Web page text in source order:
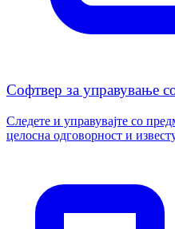
Софтвер за управување
Следете и управувајте со
целосна одговорност и